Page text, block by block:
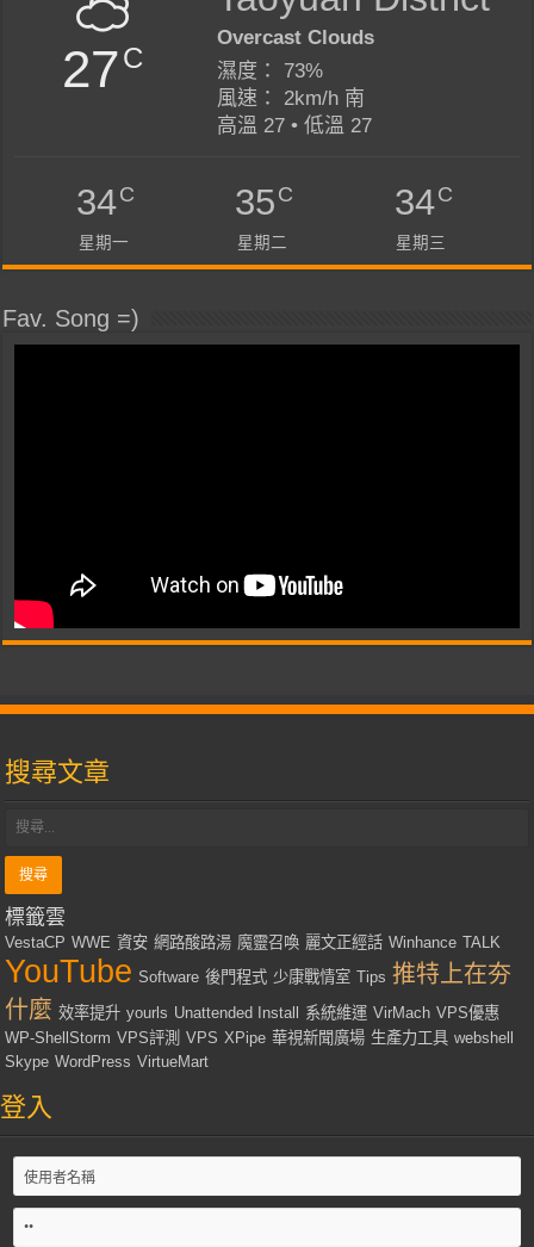
27C
Overcast Clouds
濕度： 73%
風速： 2km/h 南
高溫 27 • 低溫 27
34C
星期一
35C
星期二
34C
星期三
Fav. Song =)
搜尋文章
標籤雲
VestaCP WWE 資安 網路酸路湯 魔靈召喚 麗文正經話 Winhance TALK
YouTube Software 後門程式 少康戰情室 Tips 推特上在夯
什麼 效率提升 yourls Unattended Install 系統維運 VirMach VPS優惠
WP-ShellStorm VPS評測 VPS XPipe 華視新聞廣場 生產力工具 webshell
Skype WordPress VirtueMart
登入